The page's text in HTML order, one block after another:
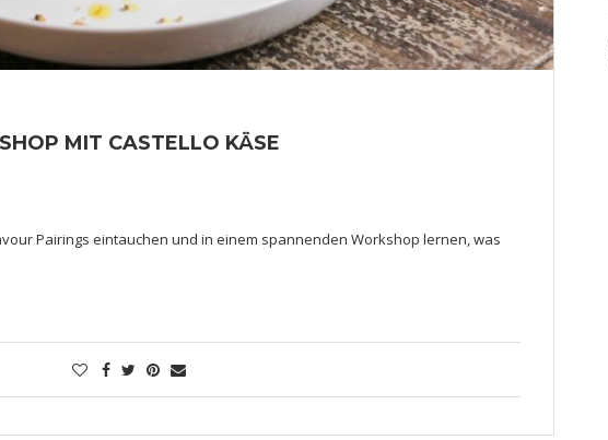
MIT CASTELLO KÄSE
Pairings eintauchen und in einem spannenden Workshop lernen, was